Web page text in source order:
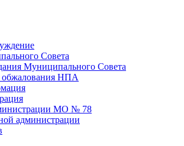
Совета
Муниципального Совета
НПА
МО № 78
администрации